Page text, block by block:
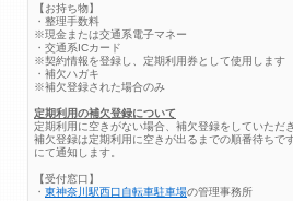
【お持ち物】
・整理手数料
※現金または交通系電子マネー
・交通系ICカード
※契約情報を登録し、定期利用券として使用します
・補欠ハガキ
※補欠登録された場合のみ
定期利用の補欠登録について
定期利用に空きがない場合、補欠登録をしていただ
補欠登録は定期利用に空きが出るまでの順番待ちで
にて通知します。
【受付窓口】
・ 東神奈川駅西口自転車駐車場の管理事務所